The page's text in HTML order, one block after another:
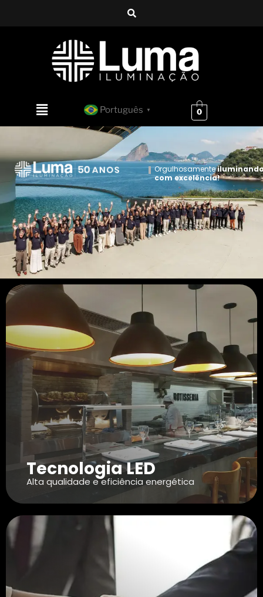
Português ▼ 0
Orgulhosamente
com excelência!
Tecnologia LED
Alta qualidade e eficiência energética